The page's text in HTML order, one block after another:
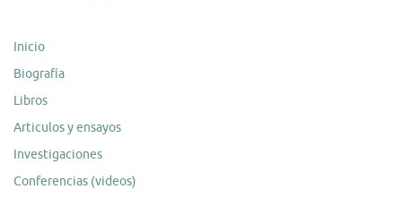
Inicio
Biografía
Libros
Articulos y ensayos
Investigaciones
Conferencias (videos)